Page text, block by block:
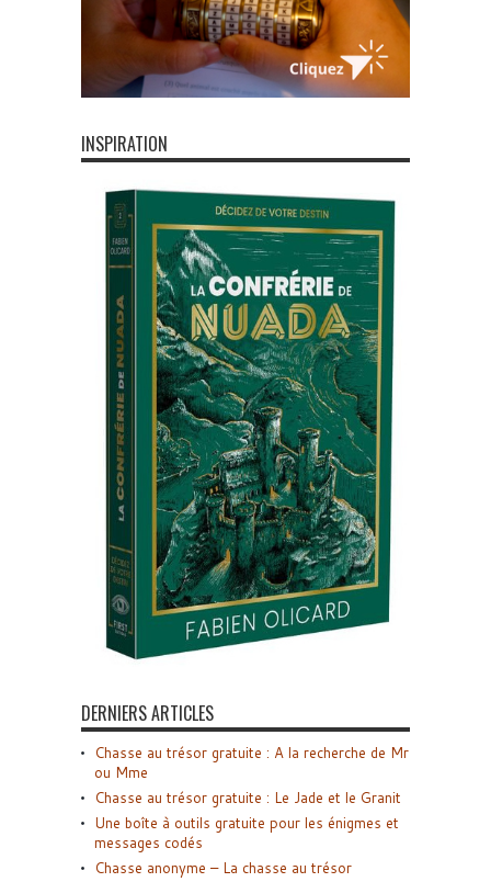
INSPIRATION
DERNIERS ARTICLES
Chasse au trésor gratuite : A la recherche de Mr
ou Mme
Chasse au trésor gratuite : Le Jade et le Granit
Une boîte à outils gratuite pour les énigmes et
messages codés
Chasse anonyme – La chasse au trésor